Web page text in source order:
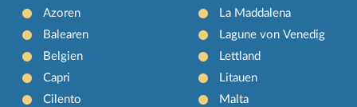
Azoren
Balearen
Belgien
Capri
Cilento
La Maddalena
Lagune von Venedig
Lettland
Litauen
Malta